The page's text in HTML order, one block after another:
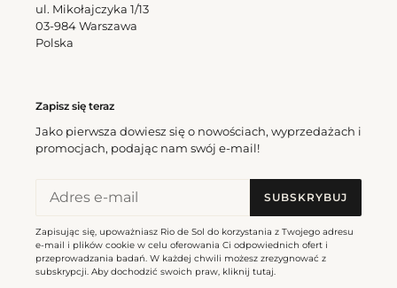
ul. Mikołajczyka 1/13
03-984 Warszawa
Polska
Zapisz się teraz
Jako pierwsza dowiesz się o nowościach, wyprzedażach i
promocjach, podając nam swój e-mail!
SUBSKRYBUJ
Zapisując się, upoważniasz Rio de Sol do korzystania z Twojego adresu
e-mail i plików cookie w celu oferowania Ci odpowiednich ofert i
przeprowadzania badań. W każdej chwili możesz zrezygnować z
subskrypcji. Aby dochodzić swoich praw, kliknij tutaj